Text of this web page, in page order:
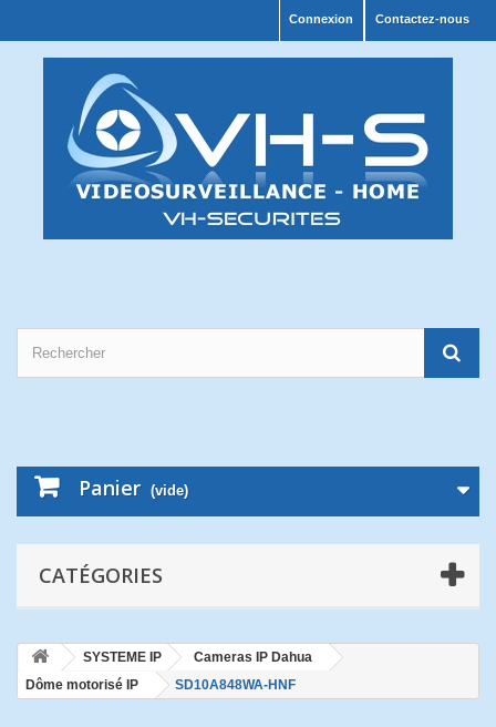
Contactez-nous
Connexion
Panier (vide)
CATÉGORIES
SYSTEME IP
Cameras IP Dahua
Dôme motorisé IP
SD10A848WA-HNF